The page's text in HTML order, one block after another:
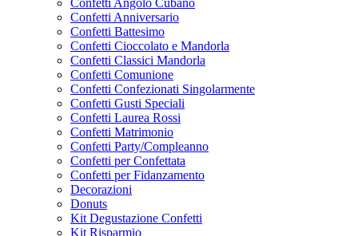
Confetti Angolo Cubano
Confetti Anniversario
Confetti Battesimo
Confetti Cioccolato e Mandorla
Confetti Classici Mandorla
Confetti Comunione
Confetti Confezionati Singolarmente
Confetti Gusti Speciali
Confetti Laurea Rossi
Confetti Matrimonio
Confetti Party/Compleanno
Confetti per Confettata
Confetti per Fidanzamento
Decorazioni
Donuts
Kit Degustazione Confetti
Kit Risparmio